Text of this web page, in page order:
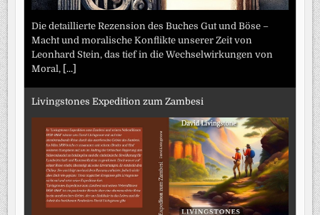
Die detaillierte Rezension des Buches Gut und Böse –
Macht und moralische Konflikte unserer Zeit von
Leonhard Stein, das tief in die Wechselwirkungen von
Moral, [...]
Livingstones Expedition zum Zambesi